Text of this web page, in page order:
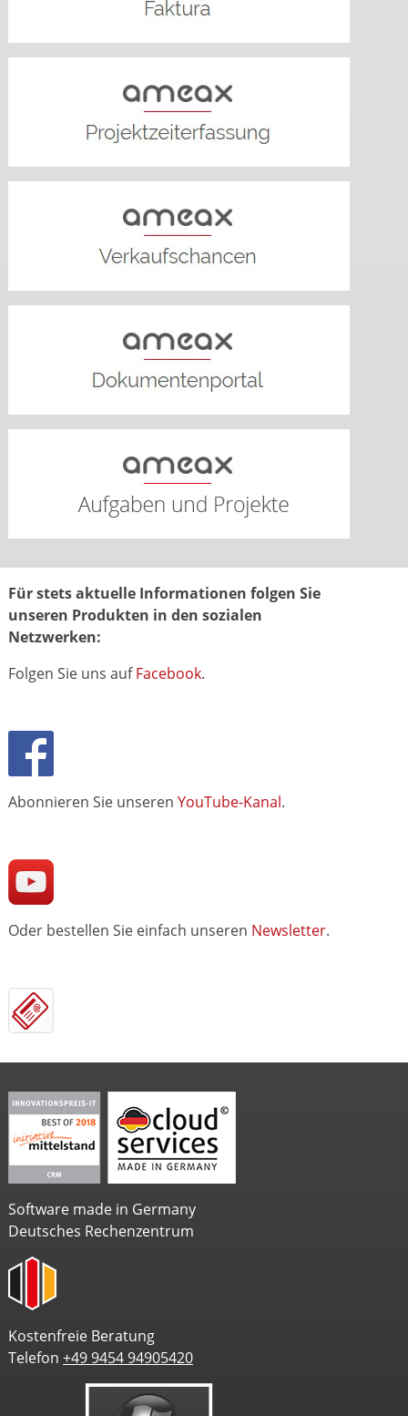
Für stets aktuelle Informationen folgen Sie
unseren Produkten in den sozialen
Netzwerken:
Folgen Sie uns aufFacebook.
Abonnieren Sie unseren YouTube-Kanal.
Oder bestellen Sie einfach unseren Newsletter.
Software made in Germany
Deutsches Rechenzentrum
Kostenfreie Beratung
Telefon +49 9454 94905420